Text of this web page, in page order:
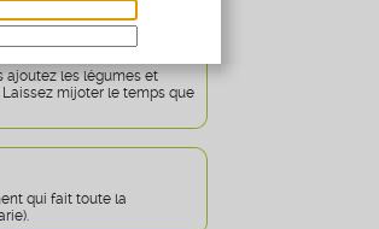
ajoutez les légumes et
mijoter le temps que
qui fait toute la
* obligatoire